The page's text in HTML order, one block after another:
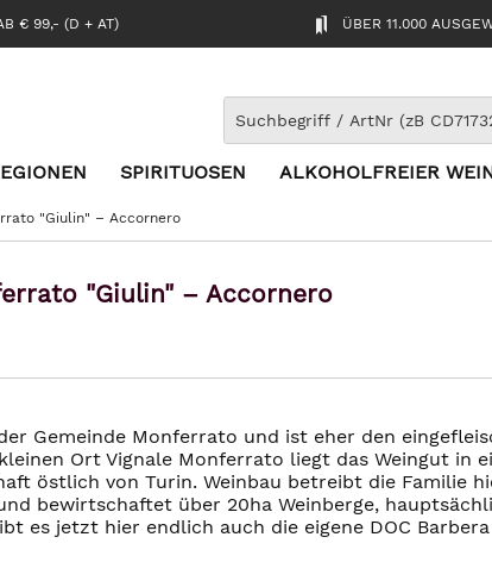
€ 99,- (D + AT) ÜBER 11.000
SPIRITUOSEN ALKOHOLFREIER
"Giulin" – Accornero
"Giulin" – Accornero
Gemeinde Monferrato und ist eher den
Ort Vignale Monferrato liegt das Weingut in
östlich von Turin. Weinbau betreibt die Familie
bewirtschaftet über 20ha Weinberge,
es jetzt hier endlich auch die eigene DOC